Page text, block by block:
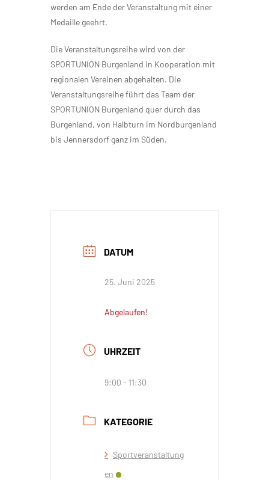
werden am Ende der Veranstaltung mit einer
Medaille geehrt.
Die Veranstaltungsreihe wird von der
SPORTUNION Burgenland in Kooperation mit
regionalen Vereinen abgehalten. Die
Veranstaltungsreihe führt das Team der
SPORTUNION Burgenland quer durch das
Burgenland, von Halbturn im Nordburgenland
bis Jennersdorf ganz im Süden.
DATUM
25. Juni 2025
Abgelaufen!
UHRZEIT
9:00 - 11:30
KATEGORIE
Sportveranstaltung
en